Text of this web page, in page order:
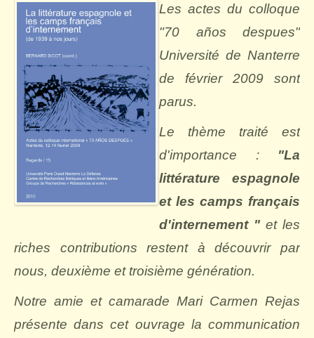
Les actes du colloque
"70 años despues"
Université de Nanterre
de février 2009 sont
parus.
Le thème traité est
d'importance : "La
littérature espagnole
et les camps français
d'internement " et les
riches contributions restent à découvrir par
nous, deuxième et troisième génération.
Notre amie et camarade Mari Carmen Rejas
présente dans cet ouvrage la communication